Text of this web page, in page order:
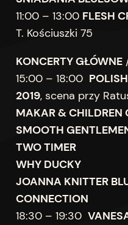
11:00 – 13:00 FLESH
T. Kościuszki 75
KONCERTY GŁÓWNE
15:00 – 18:00
2019, scena przy
MAKAR & CHILDREN
SMOOTH
TWO TIMER
WHY DUCKY
JOANNA KNITTER
CONNECTION
18:30 – 19:30